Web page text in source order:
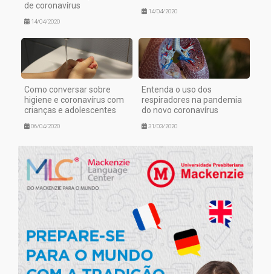
de coronavírus
14/04/2020
14/04/2020
Como conversar sobre
higiene e coronavírus com
crianças e adolescentes
06/04/2020
Entenda o uso dos
respiradores na pandemia
do novo coronavírus
31/03/2020